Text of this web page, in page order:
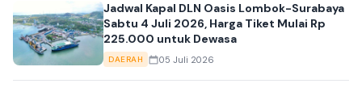
Jadwal Kapal DLN Oasis Lombok-Surabaya
Sabtu 4 Juli 2026, Harga Tiket Mulai Rp
225.000 untuk Dewasa
DAERAH 05 Juli 2026